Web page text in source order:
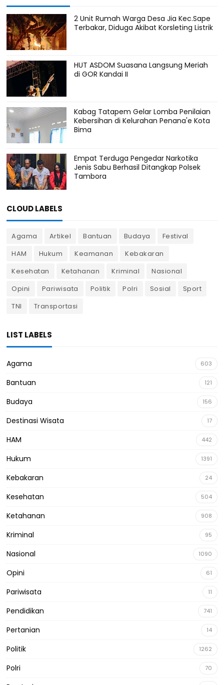
2 Unit Rumah Warga Desa Jia Kec.Sape
Terbakar, Diduga Akibat Korsleting Listrik
HUT ASDOM Suasana Langsung Meriah
di GOR Kandai II
Kabag Tatapem Gelar Lomba Penilaian
Kebersihan di Kelurahan Penana'e Kota
Bima
Empat Terduga Pengedar Narkotika
Jenis Sabu Berhasil Ditangkap Polsek
Tambora
CLOUD LABELS
Agama Artikel Bantuan Budaya
Festival
HAM
Hukum Keamanan
Kebakaran
Kesehatan
Ketahanan Kriminal
Nasional
Opini
Pariwisata Politik Polri Sosial
Sport
TNI
Transportasi
LIST LABELS
Agama 603
Bantuan 121
Budaya 156
Destinasi Wisata 17
HAM 442
Hukum 1391
Kebakaran 24
Kesehatan 504
Ketahanan 908
Kriminal 95
Nasional 1090
Opini 61
Pariwisata 11
Pendidikan 741
Pertanian 14
Politik 1262
Polri 70